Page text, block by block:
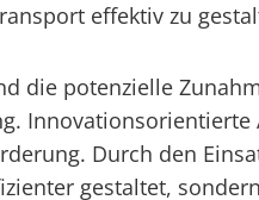
effektiv zu
die potenzielle
Durch den
gestaltet,